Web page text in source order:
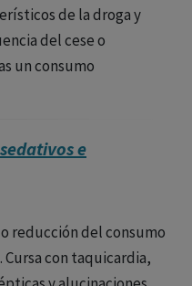
de la droga y
del cese o
un consumo
e
reducción del consumo
con taquicardia,